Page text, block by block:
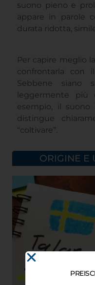
suono pieno e
appare in parole
durata ridotta,
Per capire meglio
confrontarla con
Sebbene siano
leggermente più
esempio, il suono
distingue
“coltivare”.
ORIGINE E